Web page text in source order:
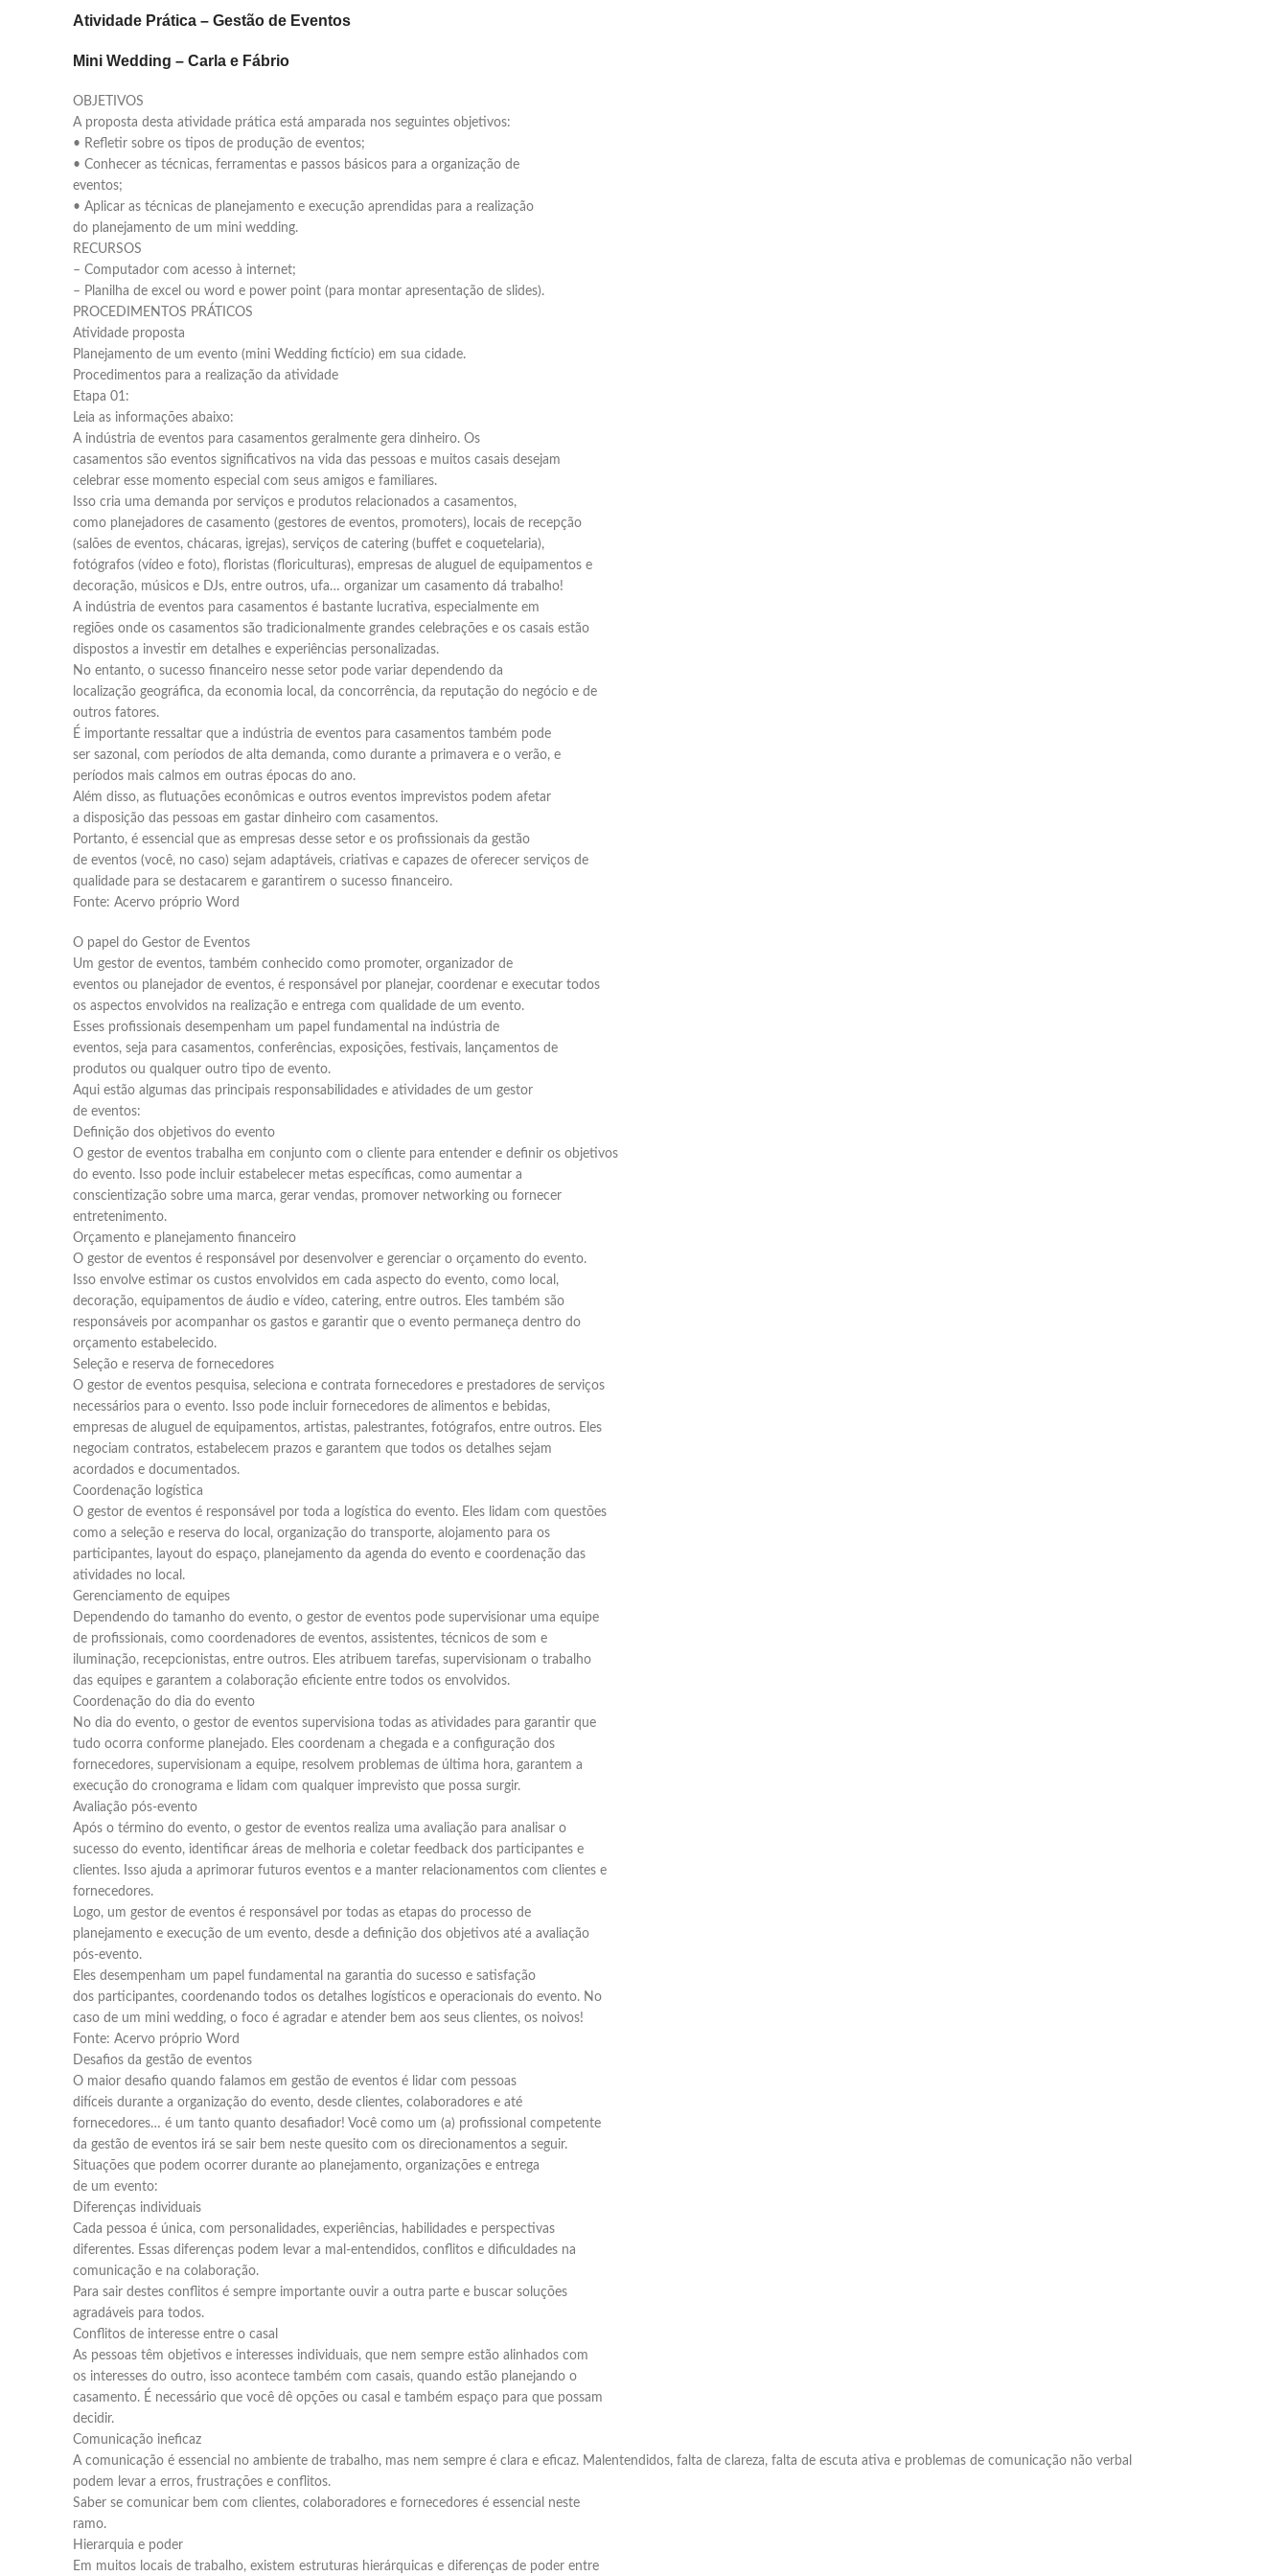
Atividade Prática – Gestão de Eventos
Mini Wedding – Carla e Fábrio
OBJETIVOS
A proposta desta atividade prática está amparada nos seguintes objetivos:
• Refletir sobre os tipos de produção de eventos;
• Conhecer as técnicas, ferramentas e passos básicos para a organização de
eventos;
• Aplicar as técnicas de planejamento e execução aprendidas para a realização
do planejamento de um mini wedding.
RECURSOS
– Computador com acesso à internet;
– Planilha de excel ou word e power point (para montar apresentação de slides).
PROCEDIMENTOS PRÁTICOS
Atividade proposta
Planejamento de um evento (mini Wedding fictício) em sua cidade.
Procedimentos para a realização da atividade
Etapa 01:
Leia as informações abaixo:
A indústria de eventos para casamentos geralmente gera dinheiro. Os
casamentos são eventos significativos na vida das pessoas e muitos casais desejam
celebrar esse momento especial com seus amigos e familiares.
Isso cria uma demanda por serviços e produtos relacionados a casamentos,
como planejadores de casamento (gestores de eventos, promoters), locais de recepção
(salões de eventos, chácaras, igrejas), serviços de catering (buffet e coquetelaria),
fotógrafos (vídeo e foto), floristas (floriculturas), empresas de aluguel de equipamentos e
decoração, músicos e DJs, entre outros, ufa… organizar um casamento dá trabalho!
A indústria de eventos para casamentos é bastante lucrativa, especialmente em
regiões onde os casamentos são tradicionalmente grandes celebrações e os casais estão
dispostos a investir em detalhes e experiências personalizadas.
No entanto, o sucesso financeiro nesse setor pode variar dependendo da
localização geográfica, da economia local, da concorrência, da reputação do negócio e de
outros fatores.
É importante ressaltar que a indústria de eventos para casamentos também pode
ser sazonal, com períodos de alta demanda, como durante a primavera e o verão, e
períodos mais calmos em outras épocas do ano.
Além disso, as flutuações econômicas e outros eventos imprevistos podem afetar
a disposição das pessoas em gastar dinheiro com casamentos.
Portanto, é essencial que as empresas desse setor e os profissionais da gestão
de eventos (você, no caso) sejam adaptáveis, criativas e capazes de oferecer serviços de
qualidade para se destacarem e garantirem o sucesso financeiro.
Fonte: Acervo próprio Word
O papel do Gestor de Eventos
Um gestor de eventos, também conhecido como promoter, organizador de
eventos ou planejador de eventos, é responsável por planejar, coordenar e executar todos
os aspectos envolvidos na realização e entrega com qualidade de um evento.
Esses profissionais desempenham um papel fundamental na indústria de
eventos, seja para casamentos, conferências, exposições, festivais, lançamentos de
produtos ou qualquer outro tipo de evento.
Aqui estão algumas das principais responsabilidades e atividades de um gestor
de eventos:
Definição dos objetivos do evento
O gestor de eventos trabalha em conjunto com o cliente para entender e definir os objetivos
do evento. Isso pode incluir estabelecer metas específicas, como aumentar a
conscientização sobre uma marca, gerar vendas, promover networking ou fornecer
entretenimento.
Orçamento e planejamento financeiro
O gestor de eventos é responsável por desenvolver e gerenciar o orçamento do evento.
Isso envolve estimar os custos envolvidos em cada aspecto do evento, como local,
decoração, equipamentos de áudio e vídeo, catering, entre outros. Eles também são
responsáveis por acompanhar os gastos e garantir que o evento permaneça dentro do
orçamento estabelecido.
Seleção e reserva de fornecedores
O gestor de eventos pesquisa, seleciona e contrata fornecedores e prestadores de serviços
necessários para o evento. Isso pode incluir fornecedores de alimentos e bebidas,
empresas de aluguel de equipamentos, artistas, palestrantes, fotógrafos, entre outros. Eles
negociam contratos, estabelecem prazos e garantem que todos os detalhes sejam
acordados e documentados.
Coordenação logística
O gestor de eventos é responsável por toda a logística do evento. Eles lidam com questões
como a seleção e reserva do local, organização do transporte, alojamento para os
participantes, layout do espaço, planejamento da agenda do evento e coordenação das
atividades no local.
Gerenciamento de equipes
Dependendo do tamanho do evento, o gestor de eventos pode supervisionar uma equipe
de profissionais, como coordenadores de eventos, assistentes, técnicos de som e
iluminação, recepcionistas, entre outros. Eles atribuem tarefas, supervisionam o trabalho
das equipes e garantem a colaboração eficiente entre todos os envolvidos.
Coordenação do dia do evento
No dia do evento, o gestor de eventos supervisiona todas as atividades para garantir que
tudo ocorra conforme planejado. Eles coordenam a chegada e a configuração dos
fornecedores, supervisionam a equipe, resolvem problemas de última hora, garantem a
execução do cronograma e lidam com qualquer imprevisto que possa surgir.
Avaliação pós-evento
Após o término do evento, o gestor de eventos realiza uma avaliação para analisar o
sucesso do evento, identificar áreas de melhoria e coletar feedback dos participantes e
clientes. Isso ajuda a aprimorar futuros eventos e a manter relacionamentos com clientes e
fornecedores.
Logo, um gestor de eventos é responsável por todas as etapas do processo de
planejamento e execução de um evento, desde a definição dos objetivos até a avaliação
pós-evento.
Eles desempenham um papel fundamental na garantia do sucesso e satisfação
dos participantes, coordenando todos os detalhes logísticos e operacionais do evento. No
caso de um mini wedding, o foco é agradar e atender bem aos seus clientes, os noivos!
Fonte: Acervo próprio Word
Desafios da gestão de eventos
O maior desafio quando falamos em gestão de eventos é lidar com pessoas
difíceis durante a organização do evento, desde clientes, colaboradores e até
fornecedores… é um tanto quanto desafiador! Você como um (a) profissional competente
da gestão de eventos irá se sair bem neste quesito com os direcionamentos a seguir.
Situações que podem ocorrer durante ao planejamento, organizações e entrega
de um evento:
Diferenças individuais
Cada pessoa é única, com personalidades, experiências, habilidades e perspectivas
diferentes. Essas diferenças podem levar a mal-entendidos, conflitos e dificuldades na
comunicação e na colaboração.
Para sair destes conflitos é sempre importante ouvir a outra parte e buscar soluções
agradáveis para todos.
Conflitos de interesse entre o casal
As pessoas têm objetivos e interesses individuais, que nem sempre estão alinhados com
os interesses do outro, isso acontece também com casais, quando estão planejando o
casamento. É necessário que você dê opções ou casal e também espaço para que possam
decidir.
Comunicação ineficaz
A comunicação é essencial no ambiente de trabalho, mas nem sempre é clara e eficaz. Malentendidos, falta de clareza, falta de escuta ativa e problemas de comunicação não verbal
podem levar a erros, frustrações e conflitos.
Saber se comunicar bem com clientes, colaboradores e fornecedores é essencial neste
ramo.
Hierarquia e poder
Em muitos locais de trabalho, existem estruturas hierárquicas e diferenças de poder entre
Elaboramos os portfólios